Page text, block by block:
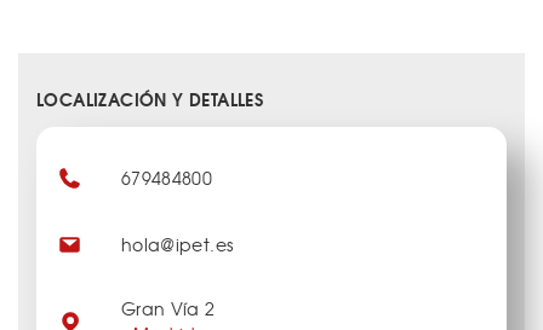
LOCALIZACIÓN Y DETALLES
679484800
hola@ipet.es
Gran Vía 2